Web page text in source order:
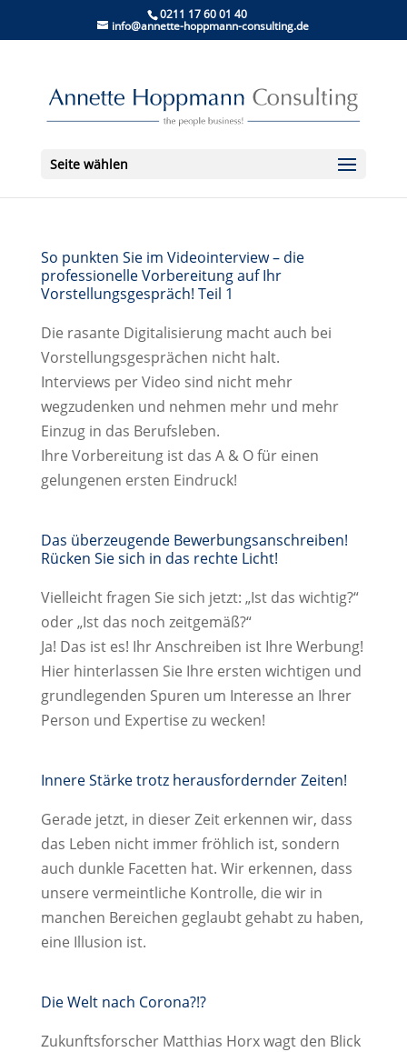
0211 17 60 01 40
info@annette-hoppmann-consulting.de
Seite wählen
So punkten Sie im Videointerview – die
professionelle Vorbereitung auf Ihr
Vorstellungsgespräch! Teil 1
Die rasante Digitalisierung macht auch bei
Vorstellungsgesprächen nicht halt.
Interviews per Video sind nicht mehr
wegzudenken und nehmen mehr und mehr
Einzug in das Berufsleben.
Ihre Vorbereitung ist das A & O für einen
gelungenen ersten Eindruck!
Das überzeugende Bewerbungsanschreiben!
Rücken Sie sich in das rechte Licht!
Vielleicht fragen Sie sich jetzt: „Ist das wichtig?“
oder „Ist das noch zeitgemäß?“
Ja! Das ist es! Ihr Anschreiben ist Ihre Werbung!
Hier hinterlassen Sie Ihre ersten wichtigen und
grundlegenden Spuren um Interesse an Ihrer
Person und Expertise zu wecken!
Innere Stärke trotz herausfordernder Zeiten!
Gerade jetzt, in dieser Zeit erkennen wir, dass
das Leben nicht immer fröhlich ist, sondern
auch dunkle Facetten hat. Wir erkennen, dass
unsere vermeintliche Kontrolle, die wir in
manchen Bereichen geglaubt gehabt zu haben,
eine Illusion ist.
Die Welt nach Corona?!?
Zukunftsforscher Matthias Horx wagt den Blick